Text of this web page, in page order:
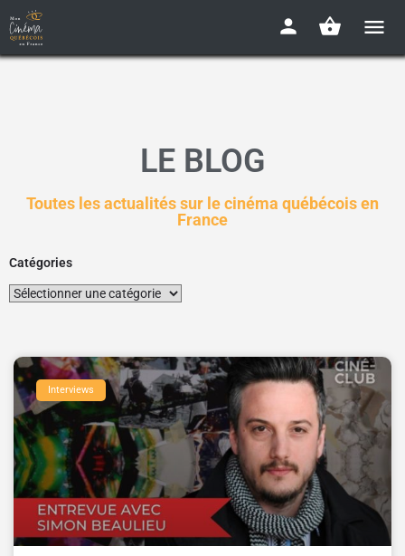
LE BLOG
Toutes les actualités sur le cinéma québécois en
France
Catégories
Interviews